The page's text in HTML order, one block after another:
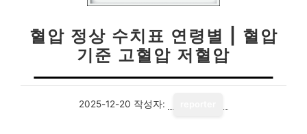
혈압 정상 수치표 연령별 | 혈압
기준 고혈압 저혈압
2025-12-20 작성자: